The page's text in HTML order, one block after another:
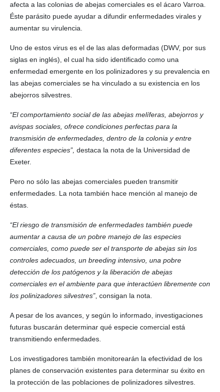
afecta a las colonias de abejas comerciales es el ácaro Varroa.
Éste parásito puede ayudar a difundir enfermedades virales y
aumentar su virulencia.
Uno de estos virus es el de las alas deformadas (DWV, por sus
siglas en inglés), el cual ha sido identificado como una
enfermedad emergente en los polinizadores y su prevalencia en
las abejas comerciales se ha vinculado a su existencia en los
abejorros silvestres.
“El comportamiento social de las abejas melíferas, abejorros y
avispas sociales, ofrece condiciones perfectas para la
transmisión de enfermedades, dentro de la colonia y entre
diferentes especies”, destaca la nota de la Universidad de
Exeter.
Pero no sólo las abejas comerciales pueden transmitir
enfermedades. La nota también hace mención al manejo de
éstas.
“El riesgo de transmisión de enfermedades también puede
aumentar a causa de un pobre manejo de las especies
comerciales, como puede ser el transporte de abejas sin los
controles adecuados, un breeding intensivo, una pobre
detección de los patógenos y la liberación de abejas
comerciales en el ambiente para que interactúen libremente con
los polinizadores silvestres” , consigan la nota.
A pesar de los avances, y según lo informado, investigaciones
futuras buscarán determinar qué especie comercial está
transmitiendo enfermedades.
Los investigadores también monitorearán la efectividad de los
planes de conservación existentes para determinar su éxito en
la protección de las poblaciones de polinizadores silvestres.